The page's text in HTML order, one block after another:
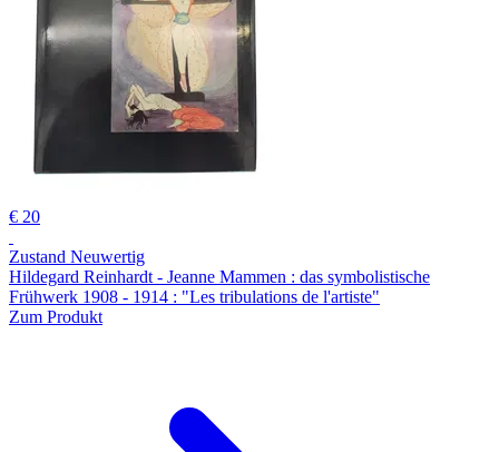
€ 20
Zustand Neuwertig
Hildegard Reinhardt - Jeanne Mammen : das symbolistische
Frühwerk 1908 - 1914 : "Les tribulations de l'artiste"
Zum Produkt